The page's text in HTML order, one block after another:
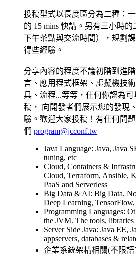
投稿型式以長度區分為二種：
的 15 mins 快講。另有三小時
下午茶點與交流時間），規劃
得些經驗。
分享內容的程度不論初階到進
言、應用程式框架、虛擬機技
具、流程...等等，任何你認為
稿， 向開發者們展示您的發現
驗。歡迎大家投稿！有任何問
們 program@jcconf.tw
Java Language: Java, Java
tuning, etc
Cloud, Containers &
Cloud, Terraform, Ansible,
PaaS and Serverless
Big Data & AI: Big Data,
Deep Learning, TensorFlow,
Programming Languages:
the JVM. The tools, libraries
Server Side Java: Java EE,
appservers, databases &
企業系統架構相關(不限語